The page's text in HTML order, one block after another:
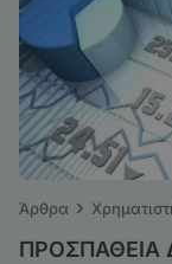
Άρθρα ›
ΠΡΟΣΠΑΘΕΙΑ